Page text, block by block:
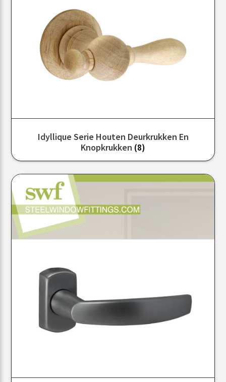
Idyllique Serie Houten Deurkrukken En
Knopkrukken (8)